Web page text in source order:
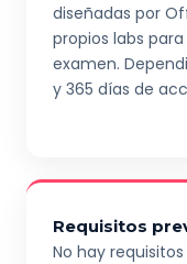
diseñadas por
propios labs
examen.
y 365 días de
Requisitos
No hay